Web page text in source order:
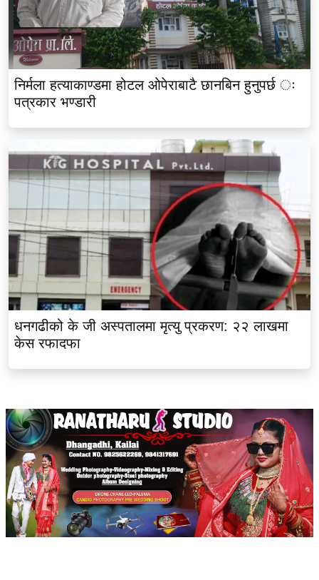
निर्मला हत्याकाण्डमा होटल ओपेराबाटै छानबिन हुनुपर्छ ः
पत्रकार भण्डारी
धनगढीको के जी अस्पतालमा मृत्यु प्रकरण: २२ लाखमा
केस रफादफा